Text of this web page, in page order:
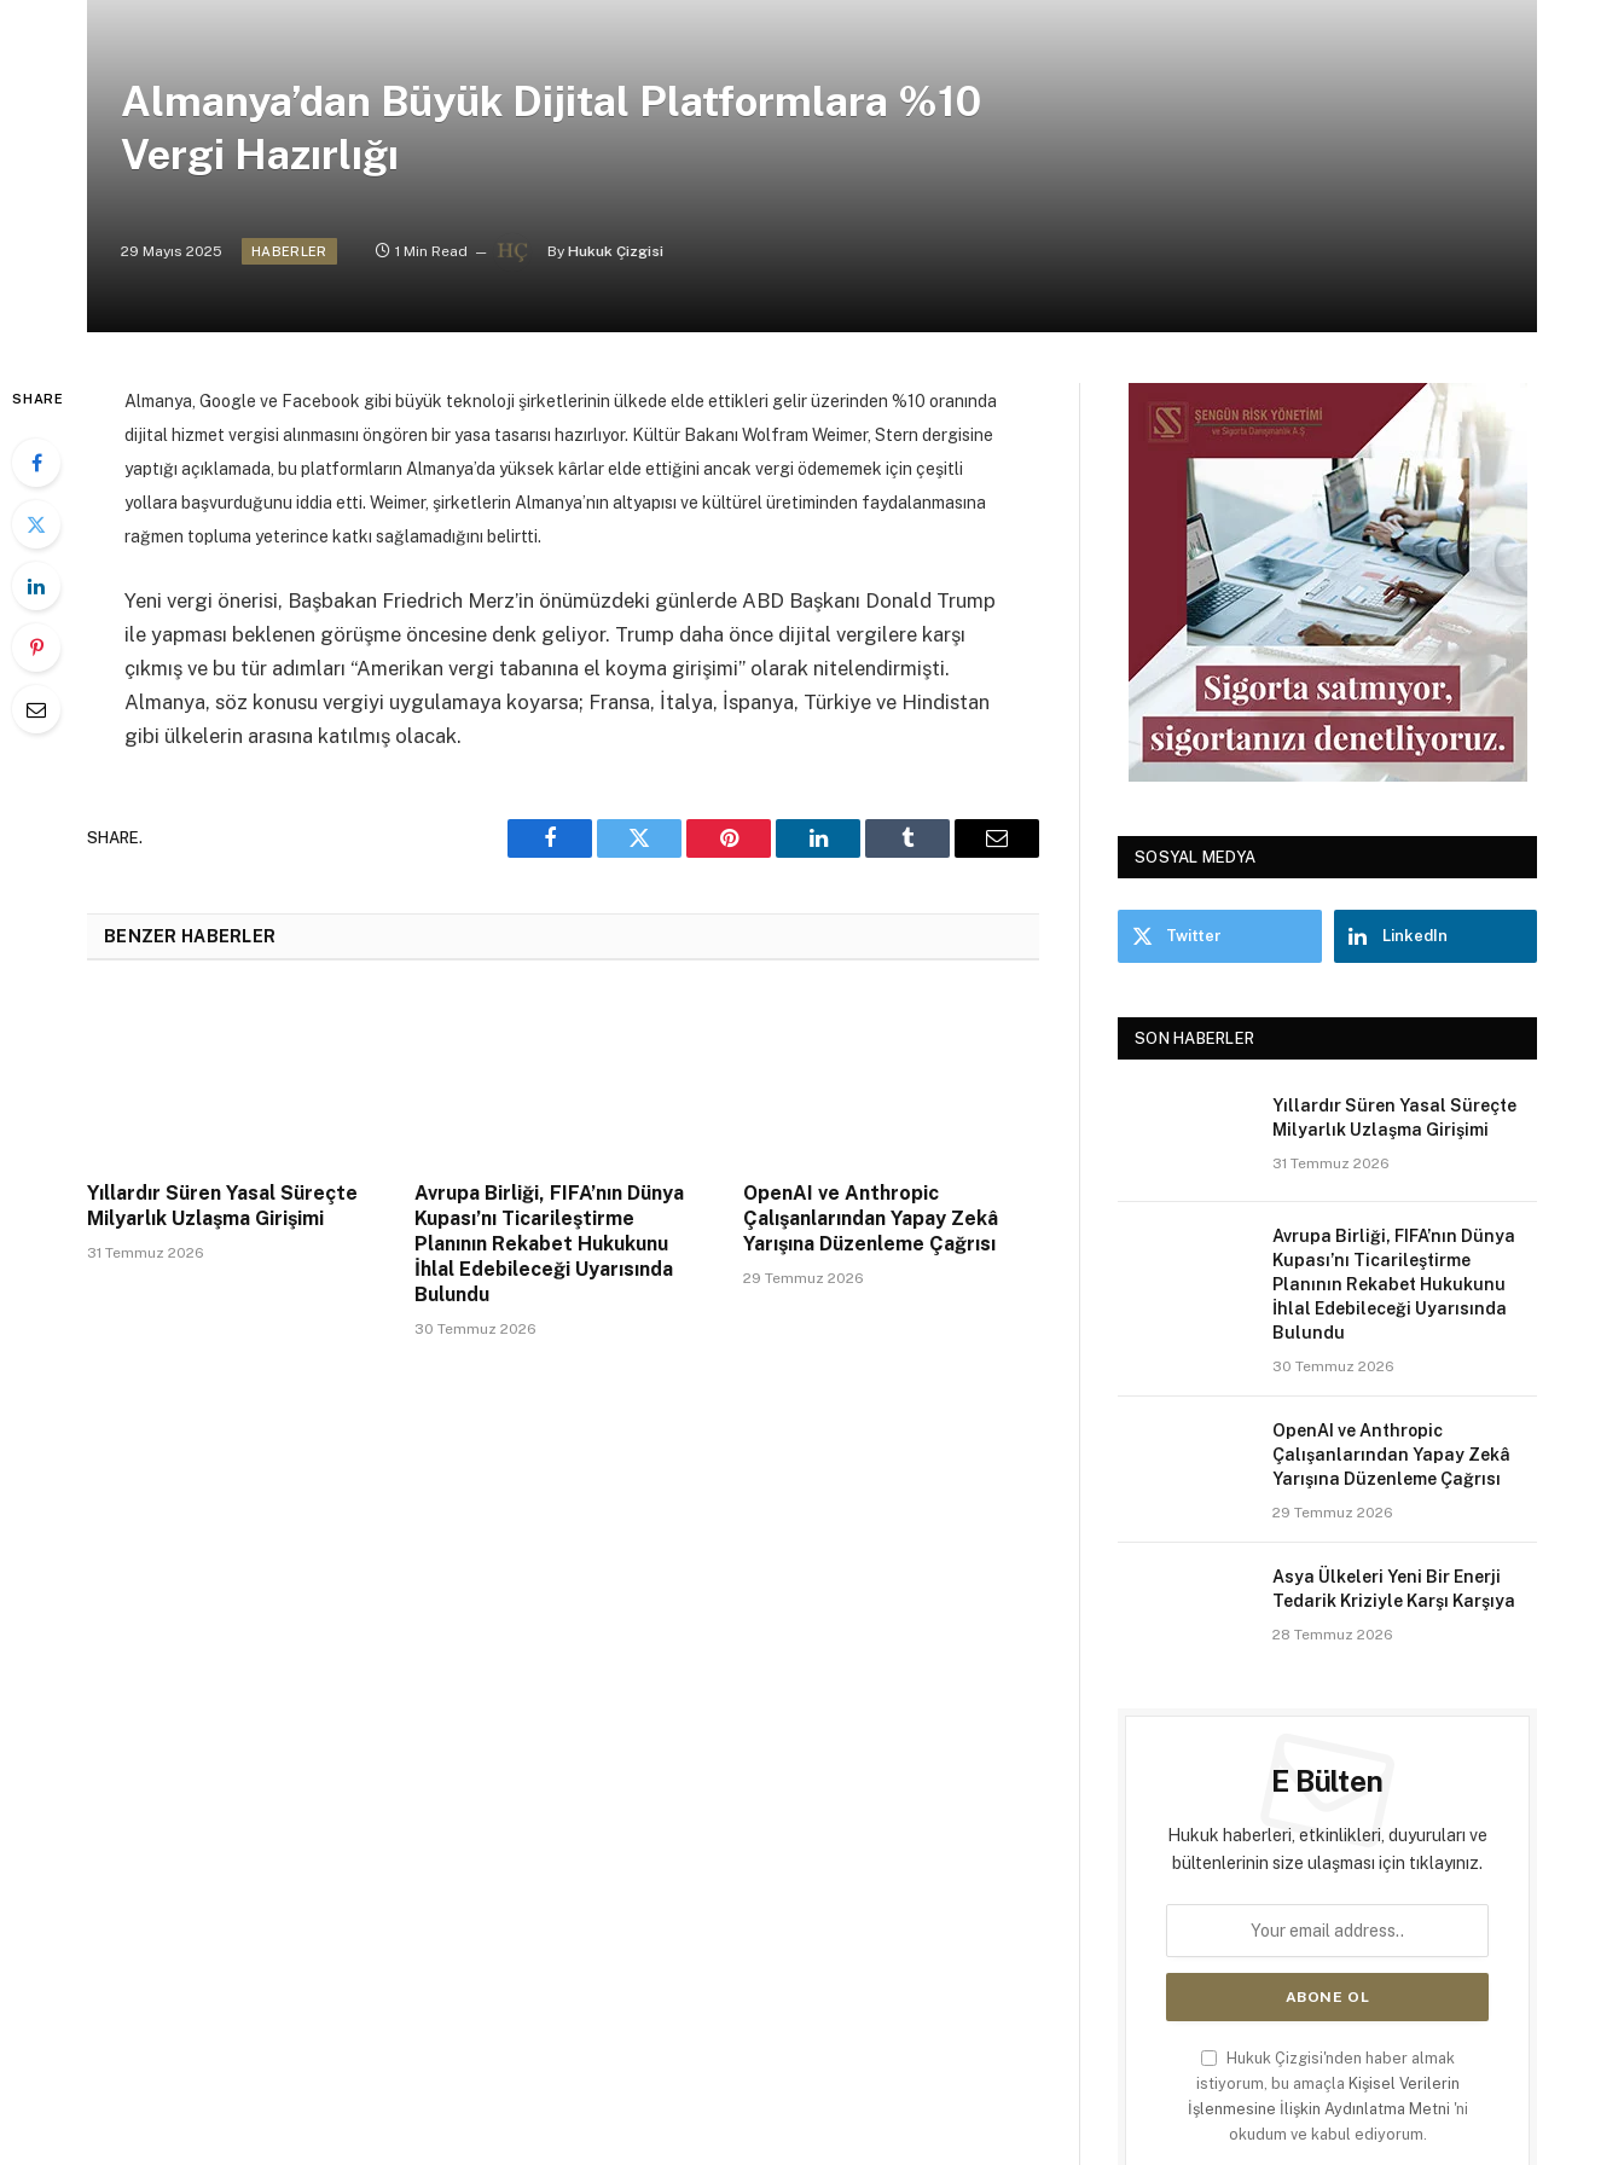
Almanya’dan Büyük Dijital Platformlara %10
Vergi Hazırlığı
29 Mayıs 2025 HABERLER 1 Min Read By Hukuk Çizgisi
SHARE
Almanya, Google ve Facebook gibi büyük teknoloji şirketlerinin ülkede elde ettikleri gelir üzerinden %10 oranında
dijital hizmet vergisi alınmasını öngören bir yasa tasarısı hazırlıyor. Kültür Bakanı Wolfram Weimer, Stern dergisine
yaptığı açıklamada, bu platformların Almanya’da yüksek kârlar elde ettiğini ancak vergi ödememek için çeşitli
yollara başvurduğunu iddia etti. Weimer, şirketlerin Almanya’nın altyapısı ve kültürel üretiminden faydalanmasına
rağmen topluma yeterince katkı sağlamadığını belirtti.
Yeni vergi önerisi, Başbakan Friedrich Merz’in önümüzdeki günlerde ABD Başkanı Donald Trump
ile yapması beklenen görüşme öncesine denk geliyor. Trump daha önce dijital vergilere karşı
çıkmış ve bu tür adımları “Amerikan vergi tabanına el koyma girişimi” olarak nitelendirmişti.
Almanya, söz konusu vergiyi uygulamaya koyarsa; Fransa, İtalya, İspanya, Türkiye ve Hindistan
gibi ülkelerin arasına katılmış olacak.
SHARE.
Facebook Twitter Pinterest LinkedIn Tumblr Email
BENZER HABERLER
Yıllardır Süren Yasal Süreçte
Milyarlık Uzlaşma Girişimi
31 Temmuz 2026
Avrupa Birliği, FIFA’nın Dünya
Kupası’nı Ticarileştirme
Planının Rekabet Hukukunu
İhlal Edebileceği Uyarısında
Bulundu
30 Temmuz 2026
OpenAI ve Anthropic
Çalışanlarından Yapay Zekâ
Yarışına Düzenleme Çağrısı
29 Temmuz 2026
SOSYAL MEDYA
Twitter LinkedIn
SON HABERLER
Yıllardır Süren Yasal Süreçte
Milyarlık Uzlaşma Girişimi
31 Temmuz 2026
Avrupa Birliği, FIFA’nın Dünya
Kupası’nı Ticarileştirme
Planının Rekabet Hukukunu
İhlal Edebileceği Uyarısında
Bulundu
30 Temmuz 2026
OpenAI ve Anthropic
Çalışanlarından Yapay Zekâ
Yarışına Düzenleme Çağrısı
29 Temmuz 2026
Asya Ülkeleri Yeni Bir Enerji
Tedarik Kriziyle Karşı Karşıya
28 Temmuz 2026
E Bülten
Hukuk haberleri, etkinlikleri, duyuruları ve
bültenlerinin size ulaşması için tıklayınız.
Hukuk Çizgisi'nden haber almak
istiyorum, bu amaçla Kişisel Verilerin
İşlenmesine İlişkin Aydınlatma Metni 'ni
okudum ve kabul ediyorum.